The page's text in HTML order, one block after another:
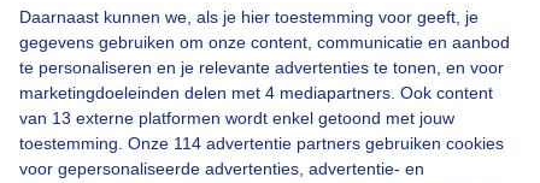
Daarnaast kunnen we, als je hier toestemming voor geeft, je
gegevens gebruiken om onze content, communicatie en aanbod
te personaliseren en je relevante advertenties te tonen, en voor
marketingdoeleinden delen met 4 mediapartners. Ook content
van 13 externe platformen wordt enkel getoond met jouw
toestemming. Onze 114 advertentie partners gebruiken cookies
voor gepersonaliseerde advertenties, advertentie- en
Over Buienradar
Bedrijfsgegevens